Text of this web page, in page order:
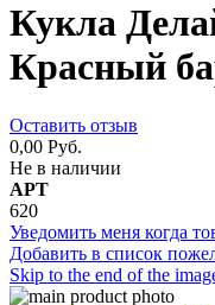
Кукла
Красный
Оставить отзыв
0,00 Руб.
Не в наличии
АРТ
620
Уведомить меня когда
Добавить в список
Skip to the end of the